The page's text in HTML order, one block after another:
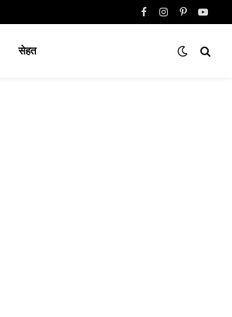
FacebookInstagram
Pinterest
सेहत